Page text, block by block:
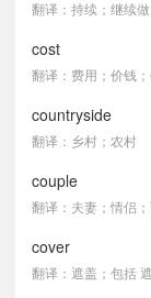
翻译：持续；继续做
cost
翻译：费用；价钱
countryside
翻译：乡村；农村
couple
翻译：夫妻；情侣；
cover
翻译：遮盖；包括